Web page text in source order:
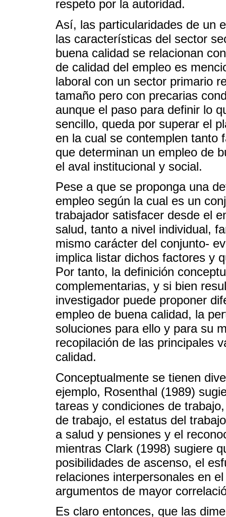
respeto por la autoridad.
Así, las particularidades de un
las características del sector
buena calidad se relacionan
de calidad del empleo es
laboral con un sector primario
tamaño pero con precarias
aunque el paso para definir lo
sencillo, queda por superar el
en la cual se contemplen tanto
que determinan un empleo de
el aval institucional y social.
Pese a que se proponga una
empleo según la cual es un
trabajador satisfacer desde el
salud, tanto a nivel individual,
mismo carácter del conjunto-
implica listar dichos factores y
Por tanto, la definición
complementarias, y si bien
investigador puede proponer
empleo de buena calidad, la
soluciones para ello y para su
recopilación de las principales
calidad.
Conceptualmente se tienen
ejemplo, Rosenthal (1989)
tareas y condiciones de
de trabajo, el estatus del
a salud y pensiones y el
mientras Clark (1998) sugiere
posibilidades de ascenso, el
relaciones interpersonales en
argumentos de mayor
Es claro entonces, que las